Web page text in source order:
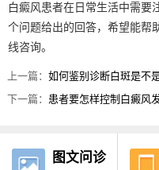
白癜风患者在日常生活中需要
个问题给出的回答，希望能帮
线咨询。
上一篇：如何鉴别诊断白斑是不
下一篇： 患者要怎样控制白癜风
图文问诊